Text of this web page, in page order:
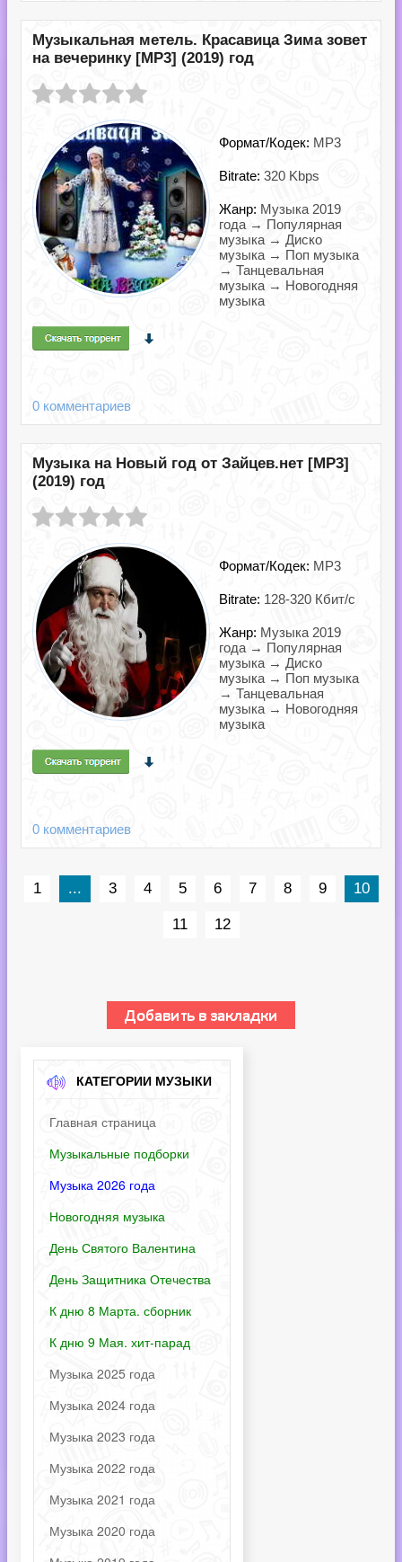
Музыкальная метель. Красавица Зима зовет
на вечеринку [MP3] (2019) год
Формат/Кодек: MP3
Bitrate: 320 Kbps
Жанр: Музыка 2019
года → Популярная
музыка → Диско
музыка → Поп музыка
→ Танцевальная
музыка → Новогодняя
музыка
0 комментариев
Музыка на Новый год от Зайцев.нет [MP3]
(2019) год
Формат/Кодек: MP3
Bitrate: 128-320 Кбит/с
Жанр: Музыка 2019
года → Популярная
музыка → Диско
музыка → Поп музыка
→ Танцевальная
музыка → Новогодняя
музыка
0 комментариев
1 ... 3 4 5 6 7 8 9 10
11 12
КАТЕГОРИИ МУЗЫКИ
Главная страница
Музыкальные подборки
Музыка 2026 года
Новогодняя музыка
День Святого Валентина
День Защитника Отечества
К дню 8 Марта. сборник
К дню 9 Мая. хит-парад
Музыка 2025 года
Музыка 2024 года
Музыка 2023 года
Музыка 2022 года
Музыка 2021 года
Музыка 2020 года